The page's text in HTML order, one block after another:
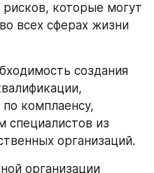
которые могут
всех сферах жизни
создания
комплаенсу,
специалистов из
организаций.
организации